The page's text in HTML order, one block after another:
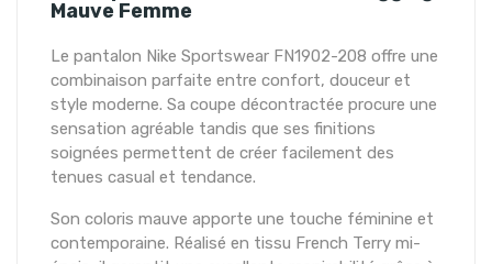
Mauve Femme
Le pantalon Nike Sportswear FN1902-208 offre une
combinaison parfaite entre confort, douceur et
style moderne. Sa coupe décontractée procure une
sensation agréable tandis que ses finitions
soignées permettent de créer facilement des
tenues casual et tendance.
Son coloris mauve apporte une touche féminine et
contemporaine. Réalisé en tissu French Terry mi-